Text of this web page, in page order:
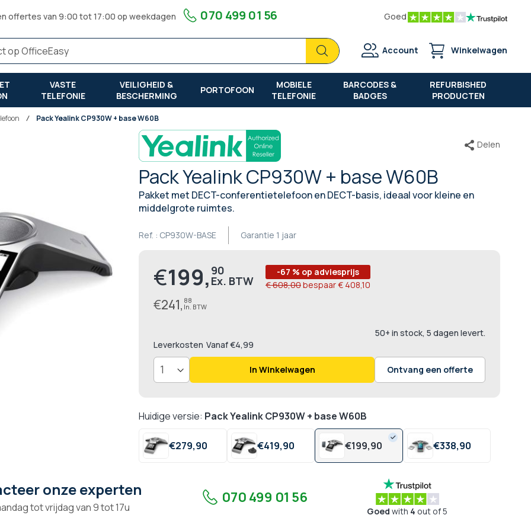
offertes van 9:00 tot 17:00 op weekdagen 070 499 01 56 Goed
Zoek
Zoek
Account Winkelwagen
VASTE
TELEFONIE
VEILIGHEID &
BESCHERMING
PORTOFOON
MOBIELE
TELEFONIE
BARCODES &
BADGES
REFURBISHED
PRODUCTEN
Pack Yealink CP930W + base W60B
Pack Yealink CP930W + base W60B
Pakket met DECT-conferentietelefoon en DECT-basis, ideaal voor kleine en
middelgrote ruimtes.
Garantie 1 jaar
Ref. : CP930W-BASE
Delen
Prijs
€199, 90
€241, 88
-67 % op adviesprijs
€ 608,00bespaar€ 408,10
50+ in stock, 5 dagen levert.
Leverkosten Vanaf €4,99
In Winkelwagen Ontvang een offerte
Huidige versie: Pack Yealink CP930W + base W60B
€279,90 €419,90 €199,90 €338,90
onze experten
tot vrijdag van 9 tot 17u
070 499 01 56
Goed with 4 out of 5